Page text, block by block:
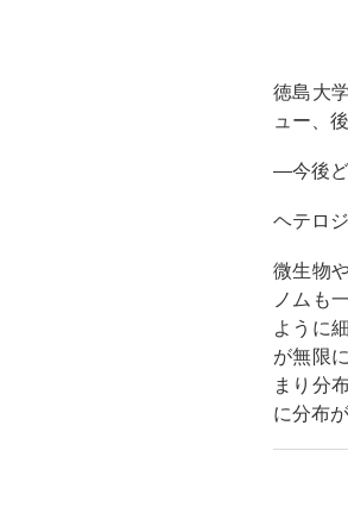
徳島大
ュー、
―今後ど
ヘテロ
微生物
ノムも
ように
が無限
まり分
に分布